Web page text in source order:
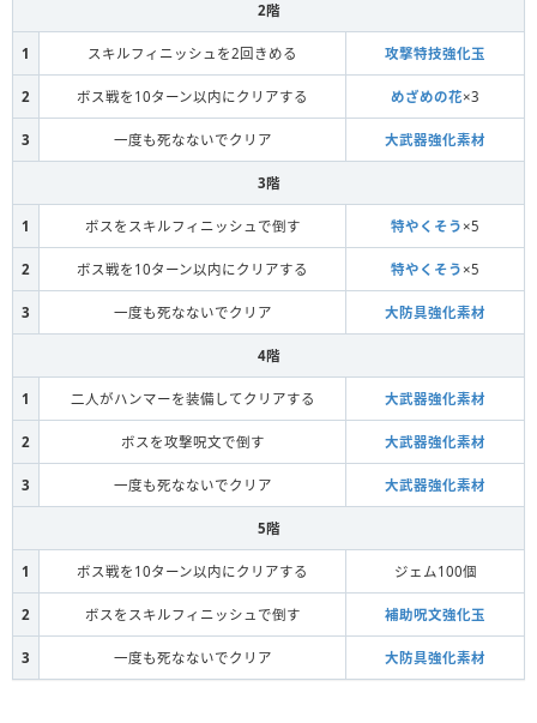
鳥
ベレス
あくま
けもの
ホースデビル
あくま
ばくだんベビー
2階
1 スキルフィニッシュを2回きめる 攻撃特技強化玉
2 ボス戦を10ターン以内にクリアする めざめの花×3
3 一度も死なないでクリア 大武器強化素材
3階
1 ボスをスキルフィニッシュで倒す 特やくそう ×5
2 ボス戦を10ターン以内にクリアする 特やくそう ×5
3 一度も死なないでクリア 大防具強化素材
4階
1 二人がハンマーを装備してクリアする 大武器強化素材
2 ボスを攻撃呪文で倒す 大武器強化素材
3 一度も死なないでクリア 大武器強化素材
5階
1 ボス戦を10ターン以内にクリアする ジェム100個
2 ボスをスキルフィニッシュで倒す 補助呪文強化玉
3 一度も死なないでクリア 大防具強化素材